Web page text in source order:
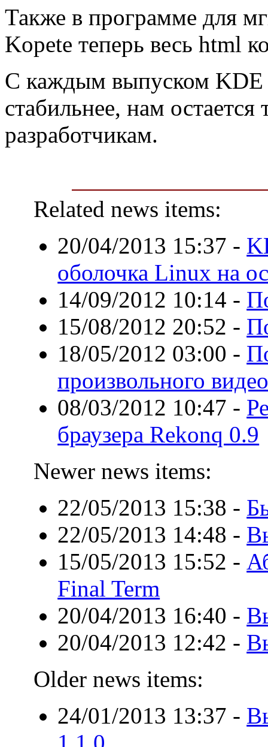
Также в программе для
Kopete теперь весь html
С каждым выпуском KDE
стабильнее, нам остается
разработчикам.
Related news items:
20/04/2013 15:37 -
оболочка Linux на
14/09/2012 10:14 -
15/08/2012 20:52 -
18/05/2012 03:00 -
произвольного
08/03/2012 10:47 -
браузера Rekonq 0.9
Newer news items:
22/05/2013 15:38 -
22/05/2013 14:48 -
15/05/2013 15:52 -
Final Term
20/04/2013 16:40 -
20/04/2013 12:42 -
Older news items:
24/01/2013 13:37 -